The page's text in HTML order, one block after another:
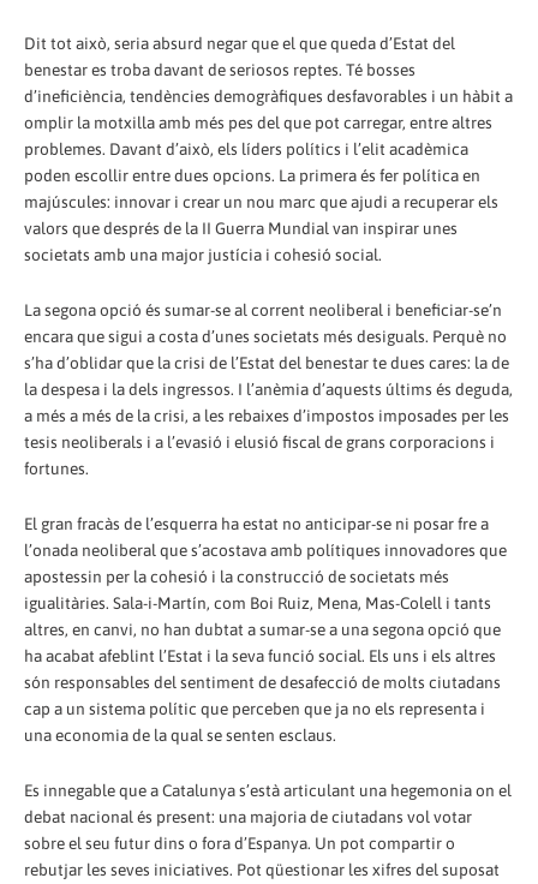
Dit tot això, seria absurd negar que el que queda d’Estat del
benestar es troba davant de seriosos reptes. Té bosses
d’ineficiència, tendències demogràfiques desfavorables i un hàbit a
omplir la motxilla amb més pes del que pot carregar, entre altres
problemes. Davant d’això, els líders polítics i l’elit acadèmica
poden escollir entre dues opcions. La primera és fer política en
majúscules: innovar i crear un nou marc que ajudi a recuperar els
valors que després de la II Guerra Mundial van inspirar unes
societats amb una major justícia i cohesió social.
La segona opció és sumar-se al corrent neoliberal i beneficiar-se’n
encara que sigui a costa d’unes societats més desiguals. Perquè no
s’ha d’oblidar que la crisi de l’Estat del benestar te dues cares: la de
la despesa i la dels ingressos. I l’anèmia d’aquests últims és deguda,
a més a més de la crisi, a les rebaixes d’impostos imposades per les
tesis neoliberals i a l’evasió i elusió fiscal de grans corporacions i
fortunes.
El gran fracàs de l’esquerra ha estat no anticipar-se ni posar fre a
l’onada neoliberal que s’acostava amb polítiques innovadores que
apostessin per la cohesió i la construcció de societats més
igualitàries. Sala-i-Martín, com Boi Ruiz, Mena, Mas-Colell i tants
altres, en canvi, no han dubtat a sumar-se a una segona opció que
ha acabat afeblint l’Estat i la seva funció social. Els uns i els altres
són responsables del sentiment de desafecció de molts ciutadans
cap a un sistema polític que perceben que ja no els representa i
una economia de la qual se senten esclaus.
Es innegable que a Catalunya s’està articulant una hegemonia on el
debat nacional és present: una majoria de ciutadans vol votar
sobre el seu futur dins o fora d’Espanya. Un pot compartir o
rebutjar les seves iniciatives. Pot qüestionar les xifres del suposat